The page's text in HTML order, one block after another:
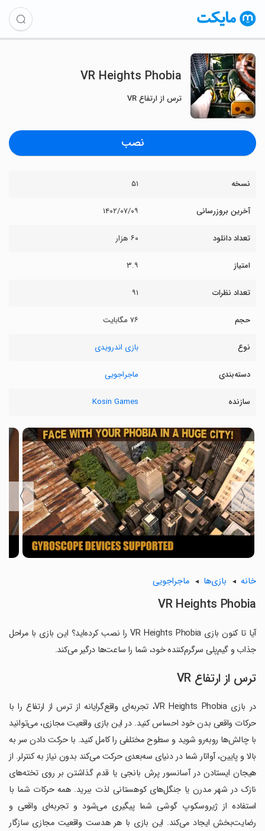
VR Heights Phobia
ترس از ارتفاع VR
نصب
نسخه ۵۱
آخرین بروزرسانی ۱۴۰۲/۰۷/۰۹
تعداد دانلود ۶۰ هزار
امتیاز ۳.۹
تعداد نظرات ۹۱
حجم ۷۶ مگابایت
نوع بازی اندرویدی
دسته‌بندی ماجراجویی
سازنده Kosin Games
〈
〉
خانه بازی‌ها ماجراجویی
VR Heights Phobia
آیا تا کنون بازی VR Heights Phobia را نصب کرده‌اید؟ این بازی با مراحل
جذاب و گیم‌پلی سرگرم‌کننده خود، شما را ساعت‌ها درگیر می‌کند.
ترس از ارتفاع VR
در بازی VR Heights Phobia، تجربه‌ای واقع‌گرایانه از ترس از ارتفاع را با
حرکات واقعی بدن خود احساس کنید. در این بازی واقعیت مجازی، می‌توانید
با چالش‌ها رو‌به‌رو شوید و سطوح مختلفی را کامل کنید. با حرکت دادن سر به
بالا و پایین، آواتار شما در دنیای سه‌بعدی حرکت می‌کند بدون نیاز به کنترلر. از
هیجان ایستادن در آسانسور پرش بانجی یا قدم گذاشتن بر روی تخته‌های
نازک در شهر مدرن یا جنگل‌های کوهستانی لذت ببرید. همه حرکات شما با
استفاده از ژیروسکوپ گوشی شما پیگیری می‌شود و تجربه‌ای واقعی و
رضایت‌بخش ایجاد می‌کند. این بازی با هر هدست واقعیت مجازی سازگار